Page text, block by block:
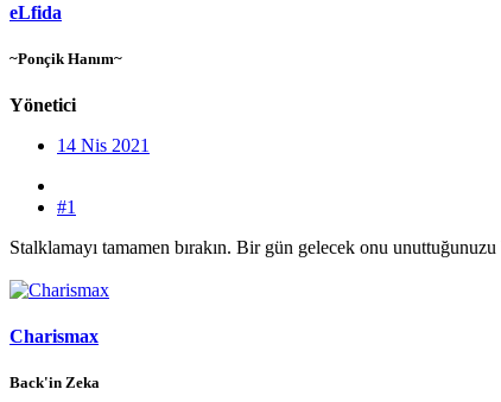
eLfida
~Ponçik Hanım~
Yönetici
14 Nis 2021
#1
Stalklamayı tamamen bırakın. Bir gün gelecek onu unuttuğunuzu
Charismax
Back'in Zeka